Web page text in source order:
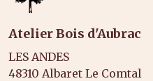
Atelier Bois d'Aubrac
LES ANDES
48310 Albaret Le Comtal